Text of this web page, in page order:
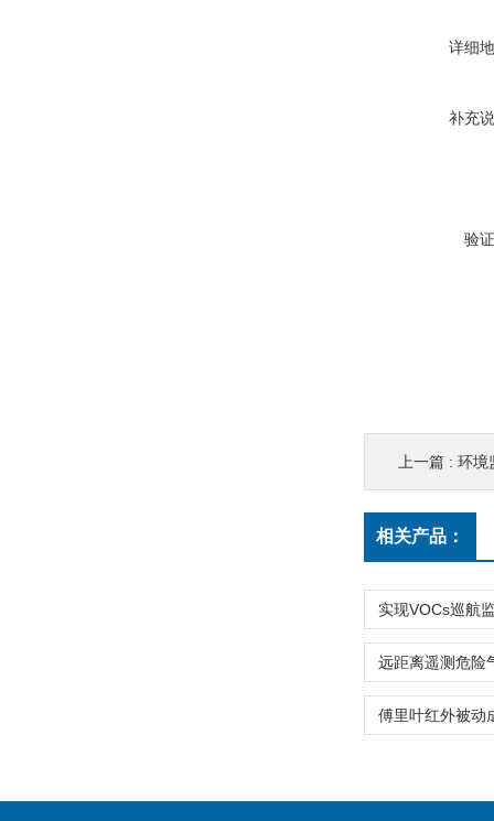
详细
补充
验
上一篇 : 环境
相关产品：